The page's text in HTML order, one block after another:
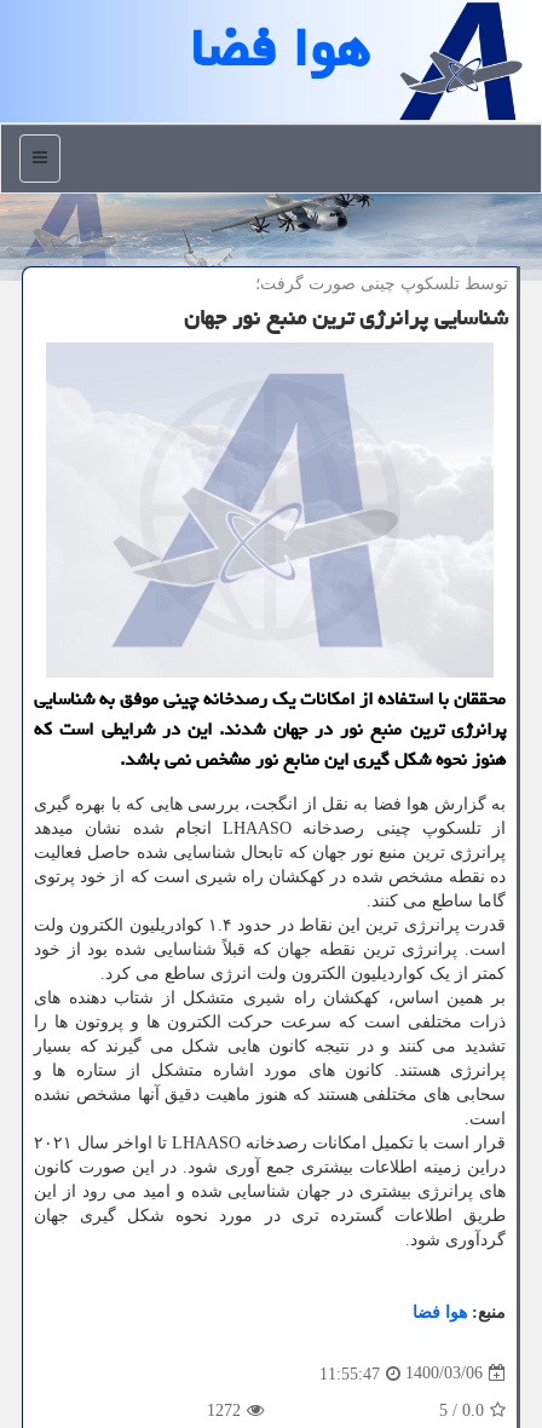
هوا فضا
منو
توسط تلسكوپ چینی صورت گرفت؛
شناسایی پرانرژی ترین منبع نور جهان
محققان با استفاده از امکانات یک رصدخانه چینی موفق به شناسایی
پرانرژی ترین منبع نور در جهان شدند. این در شرایطی است که
هنوز نحوه شکل گیری این منابع نور مشخص نمی باشد.
به گزارش هوا فضا به نقل از انگجت، بررسی هایی که با بهره گیری
از تلسکوپ چینی رصدخانه LHAASO انجام شده نشان میدهد
پرانرژی ترین منبع نور جهان که تابحال شناسایی شده حاصل فعالیت
ده نقطه مشخص شده در کهکشان راه شیری است که از خود پرتوی
گاما ساطع می کنند.
قدرت پرانرژی ترین این نقاط در حدود ۱.۴ کوادریلیون الکترون ولت
است. پرانرژی ترین نقطه جهان که قبلاً شناسایی شده بود از خود
کمتر از یک کواردیلیون الکترون ولت انرژی ساطع می کرد.
بر همین اساس، کهکشان راه شیری متشکل از شتاب دهنده های
ذرات مختلفی است که سرعت حرکت الکترون ها و پروتون ها را
تشدید می کنند و در نتیجه کانون هایی شکل می گیرند که بسیار
پرانرژی هستند. کانون های مورد اشاره متشکل از ستاره ها و
سحابی های مختلفی هستند که هنوز ماهیت دقیق آنها مشخص نشده
است.
قرار است با تکمیل امکانات رصدخانه LHAASO تا اواخر سال ۲۰۲۱
دراین زمینه اطلاعات بیشتری جمع آوری شود. در این صورت کانون
های پرانرژی بیشتری در جهان شناسایی شده و امید می رود از این
طریق اطلاعات گسترده تری در مورد نحوه شکل گیری جهان
گردآوری شود.
منبع: هوا فضا
1400/03/06
11:55:47
0.0
/
5
1272